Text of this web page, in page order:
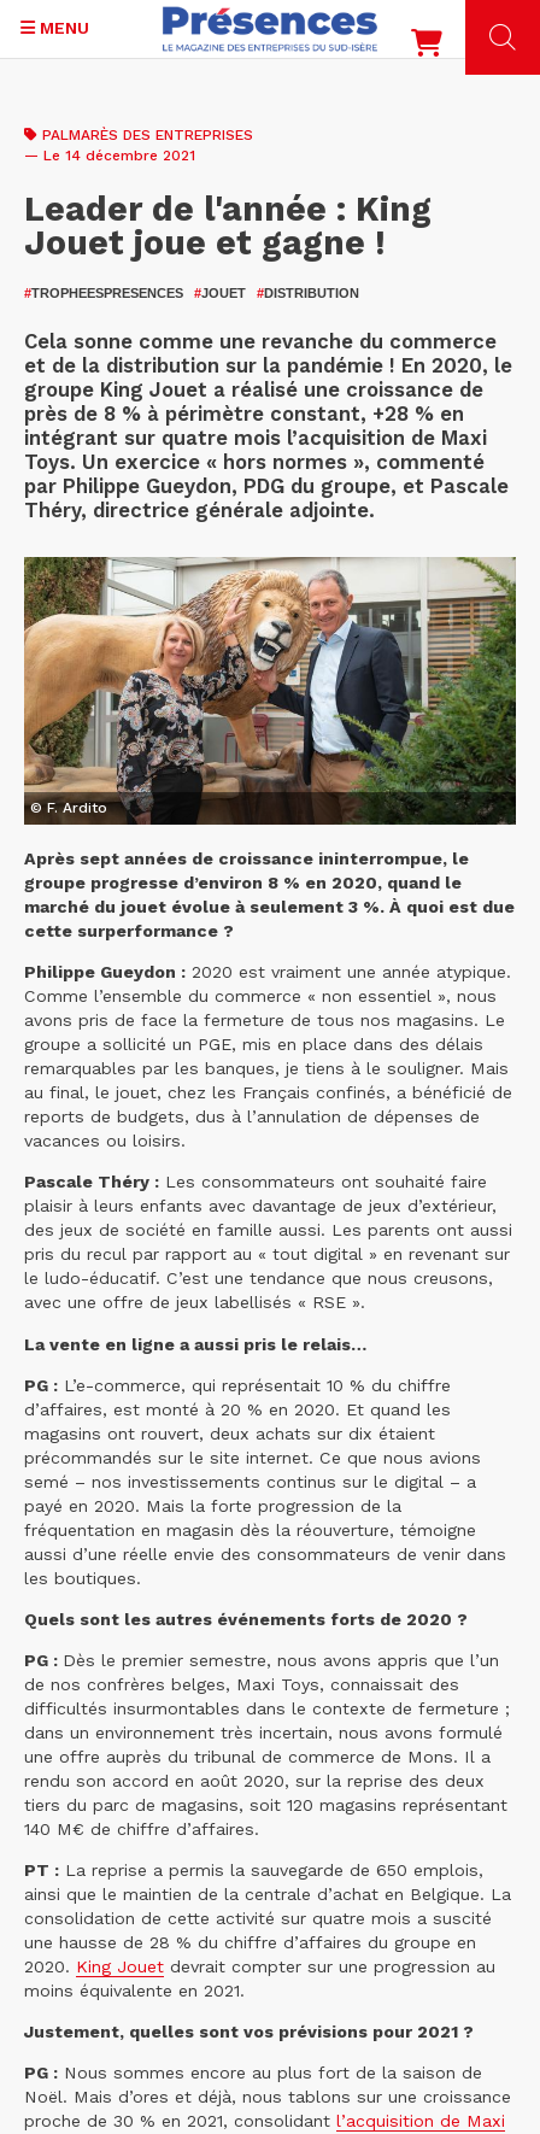
contenu
MENU
PALMARÈS DES ENTREPRISES
— Le 14 décembre 2021
Leader de l'année : King
Jouet joue et gagne !
#TROPHEESPRESENCES #JOUET #DISTRIBUTION
Cela sonne comme une revanche du commerce
et de la distribution sur la pandémie ! En 2020, le
groupe King Jouet a réalisé une croissance de
près de 8 % à périmètre constant, +28 % en
intégrant sur quatre mois l’acquisition de Maxi
Toys. Un exercice « hors normes », commenté
par Philippe Gueydon, PDG du groupe, et Pascale
Théry, directrice générale adjointe.
© F. Ardito
Après sept années de croissance ininterrompue, le
groupe progresse d’environ 8 % en 2020, quand le
marché du jouet évolue à seulement 3 %. À quoi est due
cette surperformance ?
Philippe Gueydon : 2020 est vraiment une année atypique.
Comme l’ensemble du commerce « non essentiel », nous
avons pris de face la fermeture de tous nos magasins. Le
groupe a sollicité un PGE, mis en place dans des délais
remarquables par les banques, je tiens à le souligner. Mais
au final, le jouet, chez les Français confinés, a bénéficié de
reports de budgets, dus à l’annulation de dépenses de
vacances ou loisirs.
Pascale Théry : Les consommateurs ont souhaité faire
plaisir à leurs enfants avec davantage de jeux d’extérieur,
des jeux de société en famille aussi. Les parents ont aussi
pris du recul par rapport au « tout digital » en revenant sur
le ludo-éducatif. C’est une tendance que nous creusons,
avec une offre de jeux labellisés « RSE ».
La vente en ligne a aussi pris le relais…
PG : L’e-commerce, qui représentait 10 % du chiffre
d’affaires, est monté à 20 % en 2020. Et quand les
magasins ont rouvert, deux achats sur dix étaient
précommandés sur le site internet. Ce que nous avions
semé – nos investissements continus sur le digital – a
payé en 2020. Mais la forte progression de la
fréquentation en magasin dès la réouverture, témoigne
aussi d’une réelle envie des consommateurs de venir dans
les boutiques.
Quels sont les autres événements forts de 2020 ?
PG : Dès le premier semestre, nous avons appris que l’un
de nos confrères belges, Maxi Toys, connaissait des
difficultés insurmontables dans le contexte de fermeture ;
dans un environnement très incertain, nous avons formulé
une offre auprès du tribunal de commerce de Mons. Il a
rendu son accord en août 2020, sur la reprise des deux
tiers du parc de magasins, soit 120 magasins représentant
140 M€ de chiffre d’affaires.
PT : La reprise a permis la sauvegarde de 650 emplois,
ainsi que le maintien de la centrale d’achat en Belgique. La
consolidation de cette activité sur quatre mois a suscité
une hausse de 28 % du chiffre d’affaires du groupe en
2020. King Jouet devrait compter sur une progression au
moins équivalente en 2021.
Justement, quelles sont vos prévisions pour 2021 ?
PG : Nous sommes encore au plus fort de la saison de
Noël. Mais d’ores et déjà, nous tablons sur une croissance
proche de 30 % en 2021, consolidant l’acquisition de Maxi